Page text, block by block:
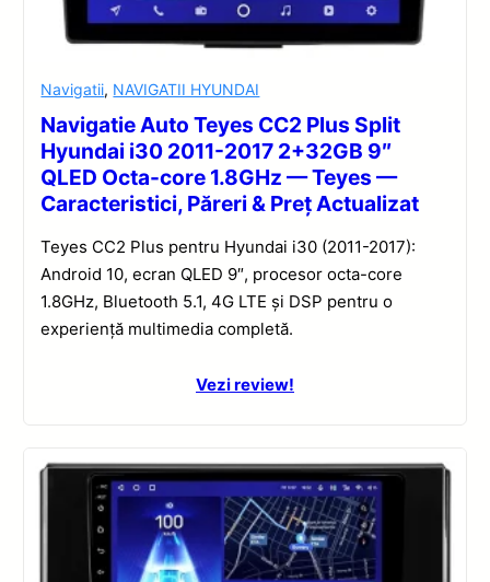
Navigatii, NAVIGATII HYUNDAI
Navigatie Auto Teyes CC2 Plus Split
Hyundai i30 2011-2017 2+32GB 9″
QLED Octa-core 1.8GHz — Teyes —
Caracteristici, Păreri & Preț Actualizat
Teyes CC2 Plus pentru Hyundai i30 (2011-2017):
Android 10, ecran QLED 9″, procesor octa-core
1.8GHz, Bluetooth 5.1, 4G LTE și DSP pentru o
experiență multimedia completă.
Vezi review!